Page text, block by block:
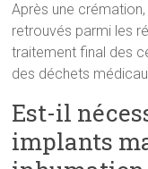
Après une
retrouvés parmi les
traitement final des
des déchets
Est-il
implants